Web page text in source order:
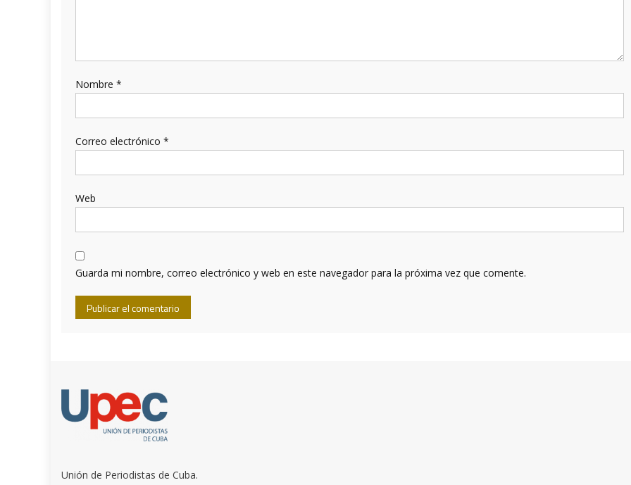
Nombre *
Correo electrónico *
Web
Guarda mi nombre, correo electrónico y web en este navegador para la próxima vez que comente.
Unión de Periodistas de Cuba.